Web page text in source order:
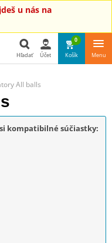
u nás na
Hľadať Účet
0
Košík Menu
All balls
kompatibilné súčiastky: